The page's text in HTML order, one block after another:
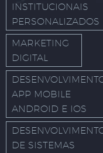
INSTITUCIONAIS
PERSONALIZADOS
MARKETING
DIGITAL
APP MOBILE
ANDROID E IOS
DE SISTEMAS